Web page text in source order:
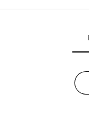
BESTÅ,
BESTÅ,